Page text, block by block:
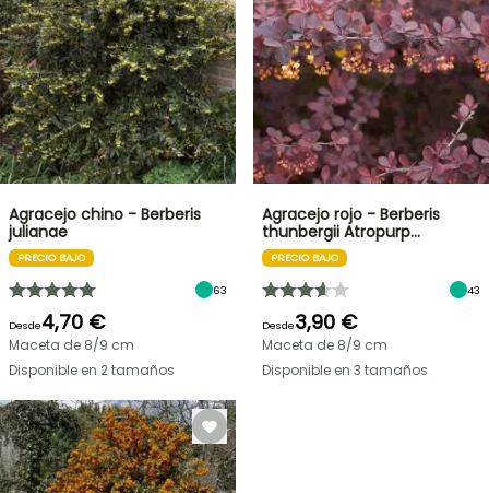
Agracejo chino - Berberis
julianae
PRECIO BAJO
63
Desde4,70 €
Maceta de 8/9 cm
Disponible en 2 tamaños
Agracejo rojo - Berberis
thunbergii Atropurp…
PRECIO BAJO
43
Desde3,90 €
Maceta de 8/9 cm
Disponible en 3 tamaños